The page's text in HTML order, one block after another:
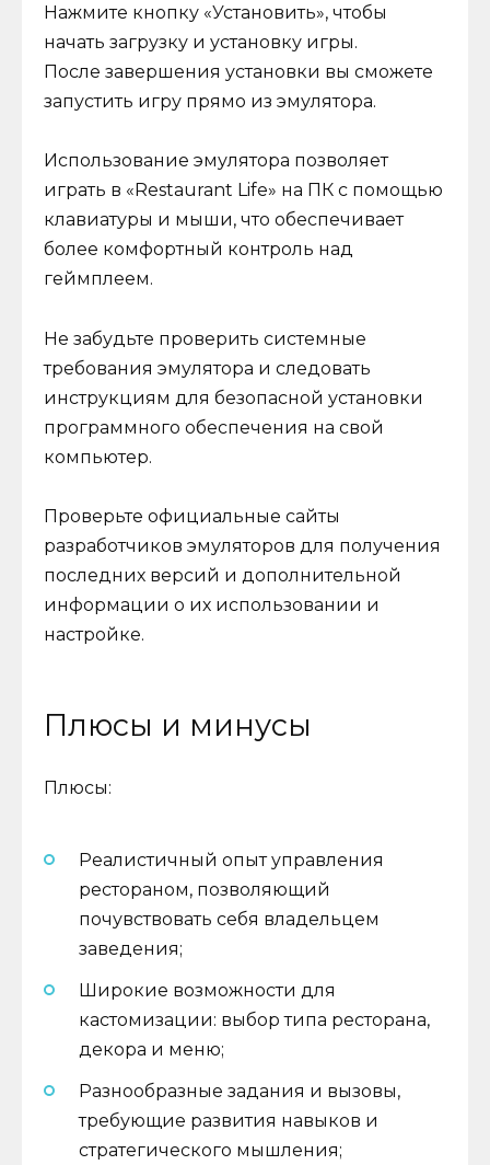
Нажмите кнопку «Установить», чтобы
начать загрузку и установку игры.
После завершения установки вы сможете
запустить игру прямо из эмулятора.
Использование эмулятора позволяет
играть в «Restaurant Life» на ПК с помощью
клавиатуры и мыши, что обеспечивает
более комфортный контроль над
геймплеем.
Не забудьте проверить системные
требования эмулятора и следовать
инструкциям для безопасной установки
программного обеспечения на свой
компьютер.
Проверьте официальные сайты
разработчиков эмуляторов для получения
последних версий и дополнительной
информации о их использовании и
настройке.
Плюсы и минусы
Плюсы:
Реалистичный опыт управления
рестораном, позволяющий
почувствовать себя владельцем
заведения;
Широкие возможности для
кастомизации: выбор типа ресторана,
декора и меню;
Разнообразные задания и вызовы,
требующие развития навыков и
стратегического мышления;